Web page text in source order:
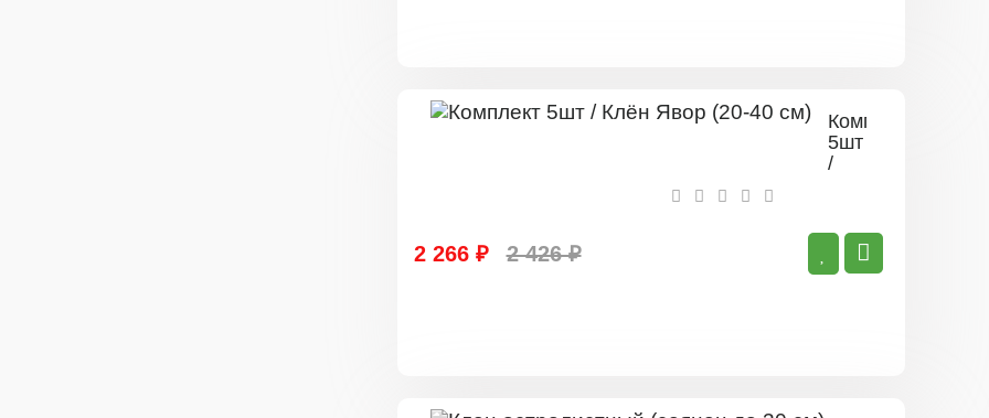
Комплект
5шт
/
см)
2 266 ₽ 2 426 ₽